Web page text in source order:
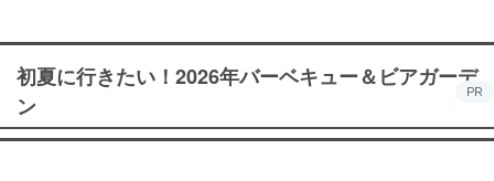
初夏に行きたい！2026年バーベキュー＆ビアガーデ
ン
PR